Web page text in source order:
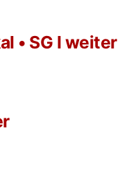
• SG I weiter